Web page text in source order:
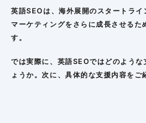
英語SEOは、海外展開のスタートライ
マーケティングをさらに成長させるた
す。
では実際に、英語SEOではどのような
ょうか。次に、具体的な支援内容をご